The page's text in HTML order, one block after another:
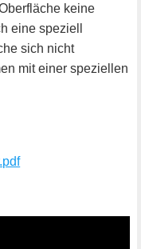
keine
eine speziell
sich nicht
mit einer speziellen